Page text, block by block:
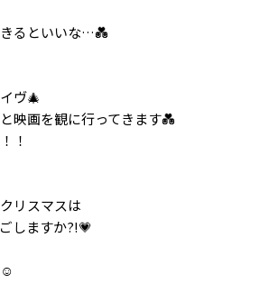
ST member
るといいな…💑
ヴ🎄
映画を観に行ってきます💑
！
リスマスは
しますか?!💗
☺️